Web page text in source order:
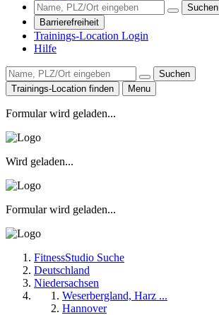
Suchen
Barrierefreiheit
Trainings-Location Login
Hilfe
Suchen
Trainings-Location finden
Menu
Formular wird geladen...
Wird geladen...
Formular wird geladen...
FitnessStudio Suche
Deutschland
Niedersachsen
Weserbergland, Harz ...
Hannover